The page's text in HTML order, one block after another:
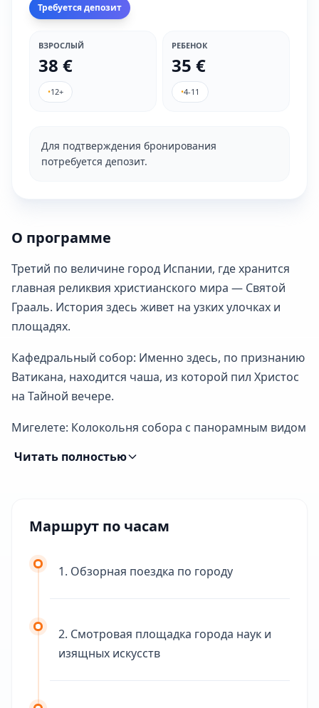
Требуется депозит
ВЗРОСЛЫЙ
38 €
•12+
РЕБЕНОК
35 €
•4-11
Для подтверждения бронирования
потребуется депозит.
О программе
Третий по величине город Испании, где хранится
главная реликвия христианского мира — Святой
Грааль. История здесь живет на узких улочках и
площадях.
Кафедральный собор: Именно здесь, по признанию
Ватикана, находится чаша, из которой пил Христос
на Тайной вечере.
Мигелете: Колокольня собора с панорамным видом
Читать полностью
Маршрут по часам
1. Обзорная поездка по городу
2. Смотровая площадка города наук и
изящных искусств